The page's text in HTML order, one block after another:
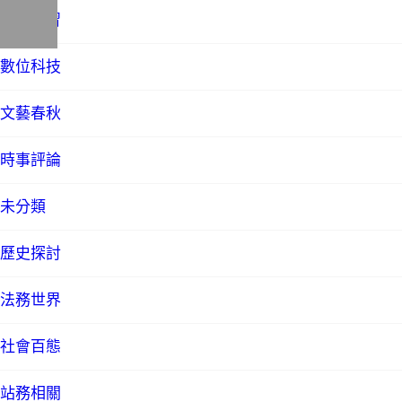
教育學習
數位科技
文藝春秋
時事評論
未分類
歷史探討
法務世界
社會百態
站務相關